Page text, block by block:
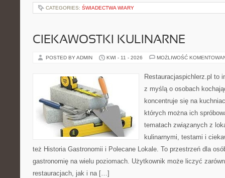
CATEGORIES: ŚWIADECTWA WIARY
CIEKAWOSTKI KULINARNE
POSTED BY ADMIN KWI - 11 - 2026 MOŻLIWOŚĆ
Restauracjaspichlerz.pl to
z myślą o osobach
koncentruje się na
których można ich
tematach związanych z
kulinarnymi, testami i
też Historia Gastronomii i Polecane Lokale. To przestrzeń dla
gastronomię na wielu poziomach. Użytkownik może liczyć
restauracjach, jak i na […]